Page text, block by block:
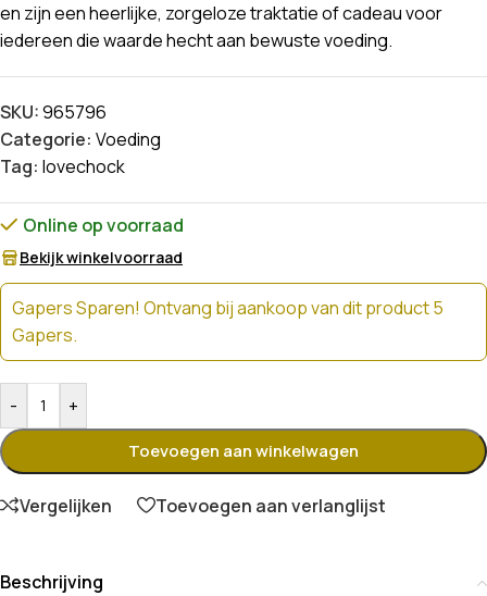
en zijn een heerlijke, zorgeloze traktatie of cadeau voor
iedereen die waarde hecht aan bewuste voeding.
SKU:965796
Categorie: Voeding
Tag: lovechock
Online op voorraad
Bekijk winkelvoorraad
Gapers Sparen! Ontvang bij aankoop van dit product 5
Gapers.
- +
Toevoegen aan winkelwagen
Vergelijken Toevoegen aan verlanglijst
Beschrijving